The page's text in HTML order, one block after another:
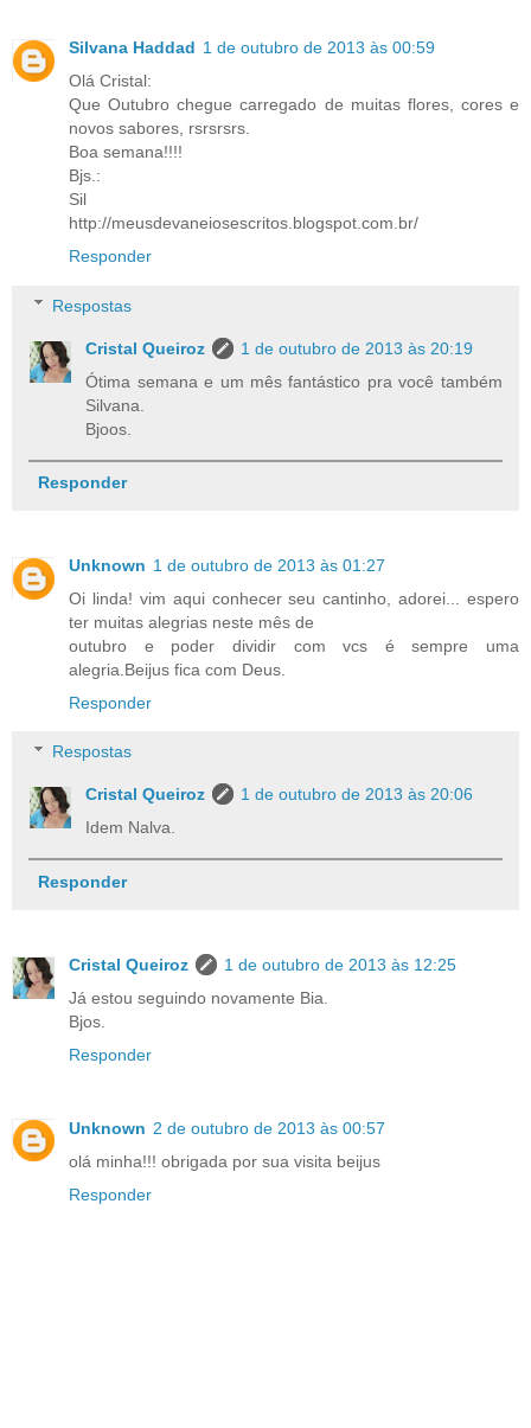
Silvana Haddad 1 de outubro de 2013 às 00:59
Olá Cristal:
Que Outubro chegue carregado de muitas flores, cores e
novos sabores, rsrsrsrs.
Boa semana!!!!
Bjs.:
Sil
http://meusdevaneiosescritos.blogspot.com.br/
Responder
Respostas
Cristal Queiroz
1 de outubro de 2013 às 20:19
Ótima semana e um mês fantástico pra você também
Silvana.
Bjoos.
Responder
Unknown 1 de outubro de 2013 às 01:27
Oi linda! vim aqui conhecer seu cantinho, adorei... espero
ter muitas alegrias neste mês de
outubro e poder dividir com vcs é sempre uma
alegria.Beijus fica com Deus.
Responder
Respostas
Cristal Queiroz
1 de outubro de 2013 às 20:06
Idem Nalva.
Responder
Cristal Queiroz
1 de outubro de 2013 às 12:25
Já estou seguindo novamente Bia.
Bjos.
Responder
Unknown 2 de outubro de 2013 às 00:57
olá minha!!! obrigada por sua visita beijus
Responder